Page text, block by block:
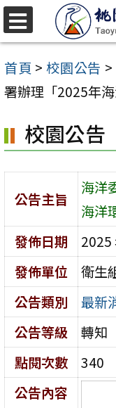
跳
至
主
要
容
區
首頁 > 校園公告 >
署辦理「2025年
校園公告
公告主旨
海洋
海洋
發佈日期
2025
發佈單位
衛生
公告類別
最新
公告等級
轉知
點閱次數
340
公告內容
選
單